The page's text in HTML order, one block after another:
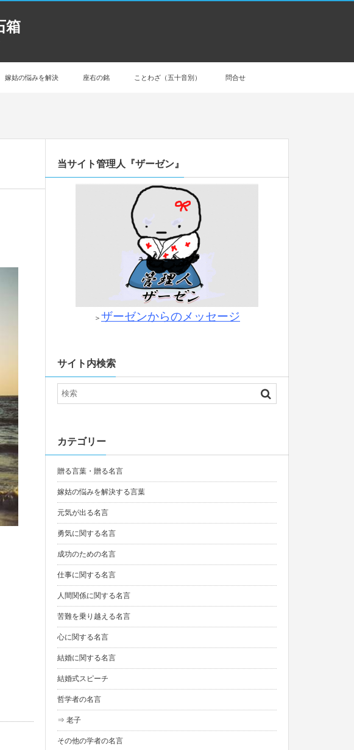
箱
嫁姑の悩みを解決 座右の銘 ことわざ（五十音別） 問合せ
当サイト管理人『ザーゼン』
＞ ザーゼンからのメッセージ
サイト内検索
カテゴリー
贈る言葉・贈る名言
嫁姑の悩みを解決する言葉
元気が出る名言
勇気に関する名言
成功のための名言
仕事に関する名言
人間関係に関する名言
苦難を乗り越える名言
心に関する名言
結婚に関する名言
結婚式スピーチ
哲学者の名言
⇒ 老子
その他の学者の名言